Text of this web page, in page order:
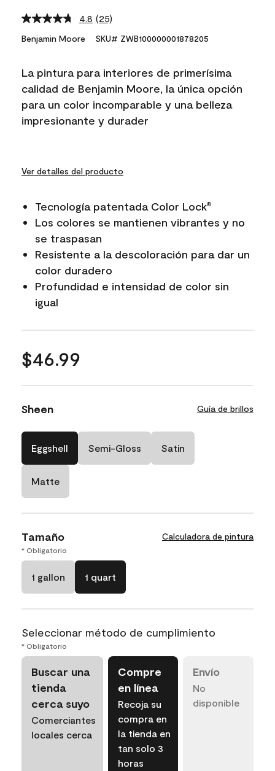
4.8 Read
25
Reviews.
link.
(25)
Benjamin Moore SKU# ZWB100000001878205
La pintura para interiores de primerísima
calidad de Benjamin Moore, la única opción
para un color incomparable y una belleza
impresionante y durader
Ver detalles del producto
Tecnología patentada Color Lock®
Los colores se mantienen vibrantes y no
se traspasan
Resistente a la descoloración para dar un
color duradero
Profundidad e intensidad de color sin
igual
$46.99
Sheen Guía de brillos
Eggshell Semi-Gloss Satin
Matte
Tamaño Calculadora de pintura
* Obligatorio
1 gallon 1 quart
Seleccionar método de cumplimiento
* Obligatorio
Buscar una
tienda
cerca suyo
Comerciantes
locales cerca
Compre
en línea
Recoja su
compra en
la tienda en
tan solo 3
horas
Envío
No
disponible